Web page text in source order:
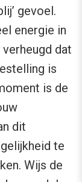
gevoel.
energie in
dat
is
is de
dit
te
Wijs de